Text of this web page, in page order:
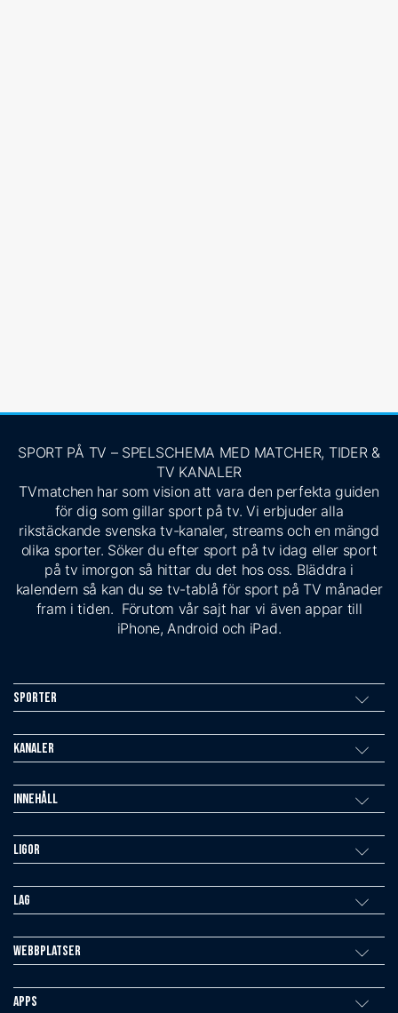
SPORT PÅ TV – SPELSCHEMA MED MATCHER, TIDER &
TV KANALER
TVmatchen har som vision att vara den perfekta guiden
för dig som gillar sport på tv. Vi erbjuder alla
rikstäckande svenska tv-kanaler, streams och en mängd
olika sporter. Söker du efter sport på tv idag eller sport
på tv imorgon så hittar du det hos oss. Bläddra i
kalendern så kan du se tv-tablå för sport på TV månader
fram i tiden. Förutom vår sajt har vi även appar till
iPhone, Android och iPad.
Sporter
Kanaler
Innehåll
Ligor
Lag
Webbplatser
Apps